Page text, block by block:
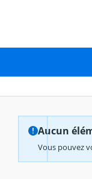
Aucun
Vous pouvez